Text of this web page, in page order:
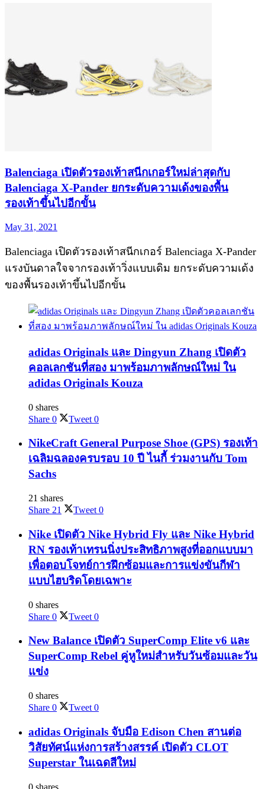
Balenciaga เปิดตัวรองเท้าสนีกเกอร์ใหม่ล่าสุดกับ
Balenciaga X-Pander ยกระดับความเด้งของพื้น
รองเท้าขึ้นไปอีกขั้น
May 31, 2021
Balenciaga เปิดตัวรองเท้าสนีกเกอร์ Balenciaga X-Pander
แรงบันดาลใจจากรองเท้าวิ่งแบบเดิม ยกระดับความเด้ง
ของพื้นรองเท้าขึ้นไปอีกขั้น
adidas Originals และ Dingyun Zhang เปิดตัว
คอลเลกชันที่สอง มาพร้อมภาพลักษณ์ใหม่ ใน
adidas Originals Kouza
0 shares
Share 0 Tweet 0
NikeCraft General Purpose Shoe (GPS) รองเท้า
เฉลิมฉลองครบรอบ 10 ปี ไนกี้ ร่วมงานกับ Tom
Sachs
21 shares
Share 21 Tweet 0
Nike เปิดตัว Nike Hybrid Fly และ Nike Hybrid
RN รองเท้าเทรนนิ่งประสิทธิภาพสูงที่ออกแบบมา
เพื่อตอบโจทย์การฝึกซ้อมและการแข่งขันกีฬา
แบบไฮบริดโดยเฉพาะ
0 shares
Share 0 Tweet 0
New Balance เปิดตัว SuperComp Elite v6 และ
SuperComp Rebel คู่หูใหม่สำหรับวันซ้อมและวัน
แข่ง
0 shares
Share 0 Tweet 0
adidas Originals จับมือ Edison Chen สานต่อ
วิสัยทัศน์แห่งการสร้างสรรค์ เปิดตัว CLOT
Superstar ในเฉดสีใหม่
0 shares